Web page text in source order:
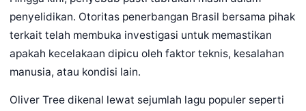
penyelidikan. Otoritas penerbangan Brasil bersama pihak
terkait telah membuka investigasi untuk memastikan
apakah kecelakaan dipicu oleh faktor teknis, kesalahan
manusia, atau kondisi lain.
Oliver Tree dikenal lewat sejumlah lagu populer seperti